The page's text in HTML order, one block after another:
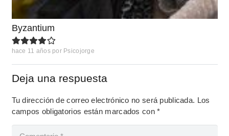
Byzantium
hace 11 años por Psicojorge
Deja una respuesta
Tu dirección de correo electrónico no será publicada. Los
campos obligatorios están marcados con*